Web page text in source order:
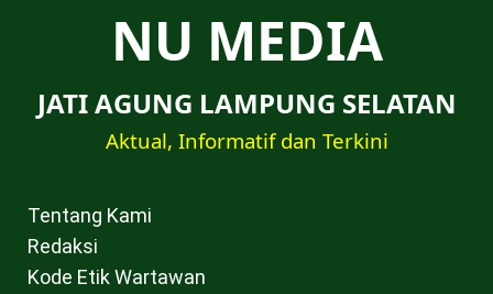
NU MEDIA
JATI AGUNG LAMPUNG SELATAN
Aktual, Informatif dan Terkini
Tentang Kami
Redaksi
Kode Etik Wartawan